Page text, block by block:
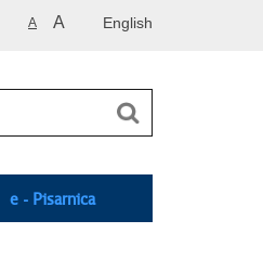
English
A A
e - Pisarnica